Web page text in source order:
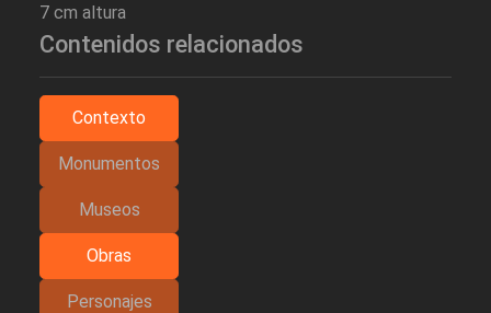
7 cm altura
Contenidos relacionados
Contexto
Monumentos
Museos
Obras
Personajes